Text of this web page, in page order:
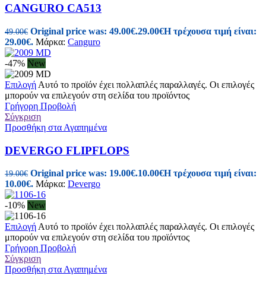
CANGURO CA513
49.00€ Original price was: 49.00€.29.00€Η τρέχουσα τιμή είναι:
29.00€. Μάρκα: Canguro
-47% New
Επιλογή Αυτό το προϊόν έχει πολλαπλές παραλλαγές. Οι επιλογές
μπορούν να επιλεγούν στη σελίδα του προϊόντος
Γρήγορη Προβολή
Σύγκριση
Προσθήκη στα Αγαπημένα
DEVERGO FLIPFLOPS
19.00€ Original price was: 19.00€.10.00€Η τρέχουσα τιμή είναι:
10.00€. Μάρκα: Devergo
-10% New
Επιλογή Αυτό το προϊόν έχει πολλαπλές παραλλαγές. Οι επιλογές
μπορούν να επιλεγούν στη σελίδα του προϊόντος
Γρήγορη Προβολή
Σύγκριση
Προσθήκη στα Αγαπημένα